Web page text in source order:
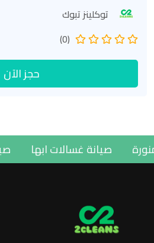
توكلينز تبوك
(0)
حجز الآن
المنورة صيانة غسالات ابها